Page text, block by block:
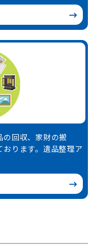
の回収、家財の搬
ります。遺品整理ア